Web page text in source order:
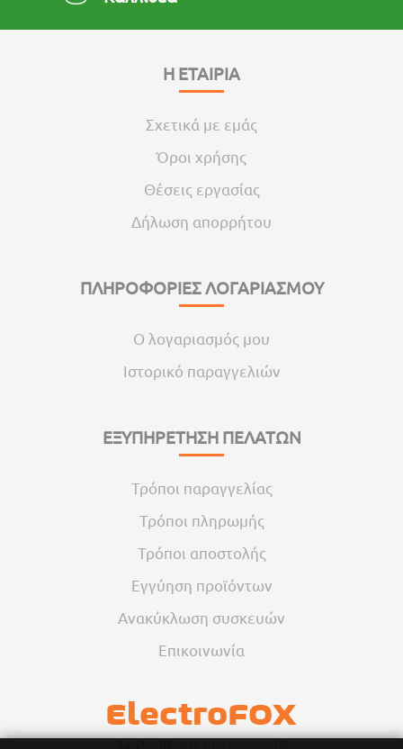
Η ΕΤΑΙΡΙΑ
Σχετικά με εμάς
Όροι χρήσης
Θέσεις εργασίας
Δήλωση απορρήτου
ΠΛΗΡΟΦΟΡΙΕΣ ΛΟΓΑΡΙΑΣΜΟΥ
Ο λογαριασμός μου
Ιστορικό παραγγελιών
ΕΞΥΠΗΡΕΤΗΣΗ ΠΕΛΑΤΩΝ
Τρόποι παραγγελίας
Τρόποι πληρωμής
Τρόποι αποστολής
Εγγύηση προϊόντων
Ανακύκλωση συσκευών
Επικοινωνία